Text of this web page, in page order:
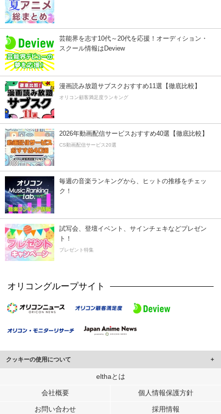
芸能界を志す10代～20代を応援！オーディション・
スクール情報はDeview
漫画読み放題サブスクおすすめ11選【徹底比較】
オリコン顧客満足度ランキング
2026年動画配信サービスおすすめ40選【徹底比較】
CS動画配信サービス20選
毎週の音楽ランキングから、ヒットの推移をチェッ
ク！
試写会、登壇イベント、サインチェキなどプレゼン
ト！
プレゼント特集
オリコングループサイト
クッキーの使用について
このサイトでは Cookie を使用して、ユーザーに合わせたコンテンツや広告の
行っています。
メディアや広告配信、データ解析の各パートナーに提供しています。
elthaとは
会社概要 個人情報保護方針
お問い合わせ 採用情報